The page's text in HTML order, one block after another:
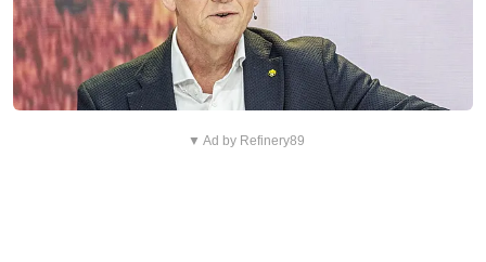
▼ Ad by Refinery89